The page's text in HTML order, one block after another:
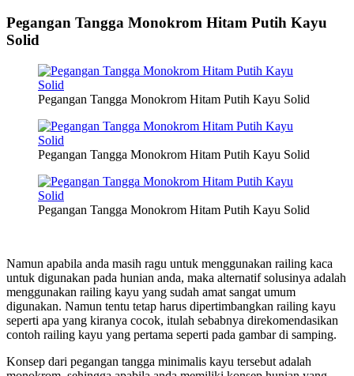
Pegangan Tangga Monokrom Hitam Putih Kayu
Solid
Pegangan Tangga Monokrom Hitam Putih Kayu Solid
Pegangan Tangga Monokrom Hitam Putih Kayu Solid
Pegangan Tangga Monokrom Hitam Putih Kayu Solid
Namun apabila anda masih ragu untuk menggunakan railing kaca
untuk digunakan pada hunian anda, maka alternatif solusinya adalah
menggunakan railing kayu yang sudah amat sangat umum
digunakan. Namun tentu tetap harus dipertimbangkan railing kayu
seperti apa yang kiranya cocok, itulah sebabnya direkomendasikan
contoh railing kayu yang pertama seperti pada gambar di samping.
Konsep dari pegangan tangga minimalis kayu tersebut adalah